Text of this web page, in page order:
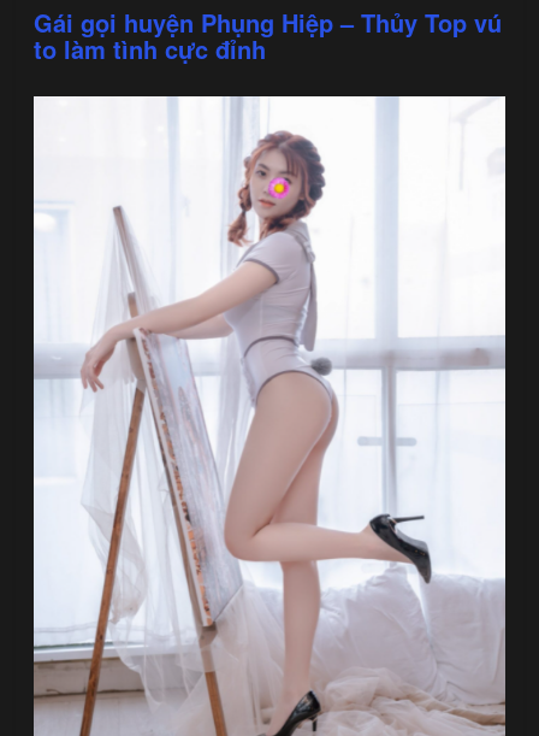
Gái gọi huyện Phụng Hiệp – Thủy Top vú
to làm tình cực đỉnh